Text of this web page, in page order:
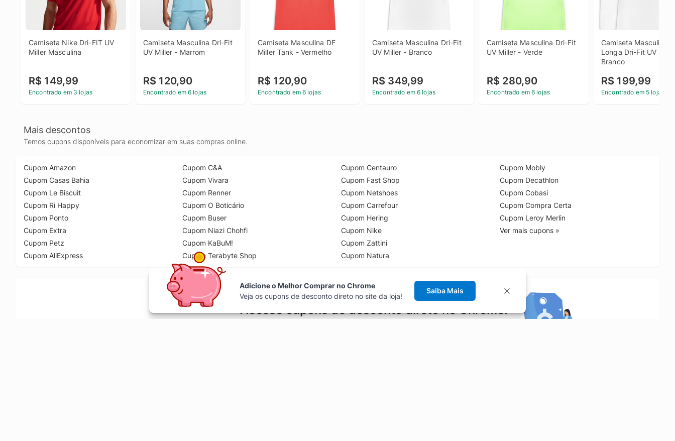
Camiseta Nike Dri-FIT UV
Miller Masculina
R$ 149,99
Encontrado em 3 lojas
Camiseta Masculina Dri-Fit
UV Miller - Marrom
R$ 120,90
Encontrado em 6 lojas
Camiseta Masculina DF
Miller Tank - Vermelho
R$ 120,90
Encontrado em 6 lojas
Camiseta Masculina Dri-Fit
UV Miller - Branco
R$ 349,99
Encontrado em 6 lojas
Camiseta Masculina Dri-Fit
UV Miller - Verde
R$ 280,90
Encontrado em 6 lojas
Camiseta Masculina
Longa Dri-Fit UV
Branco
R$ 199,99
Encontrado em 5 lojas
Mais descontos
Temos cupons disponíveis para economizar em suas compras online.
Cupom Amazon
Cupom Casas Bahia
Cupom Le Biscuit
Cupom Ri Happy
Cupom Ponto
Cupom Extra
Cupom Petz
Cupom AliExpress
Cupom C&A
Cupom Vivara
Cupom Renner
Cupom O Boticário
Cupom Buser
Cupom Niazi Chohfi
Cupom KaBuM!
Cupom Terabyte Shop
Cupom Centauro
Cupom Fast Shop
Cupom Netshoes
Cupom Carrefour
Cupom Hering
Cupom Nike
Cupom Zattini
Cupom Natura
Cupom Mobly
Cupom Decathlon
Cupom Cobasi
Cupom Compra Certa
Cupom Leroy Merlin
Ver mais cupons »
Acesse cupons de desconto direto no Chrome!
Adicione o Melhor Comprar no Chrome
Veja os cupons de desconto direto no site da loja!
Saiba Mais